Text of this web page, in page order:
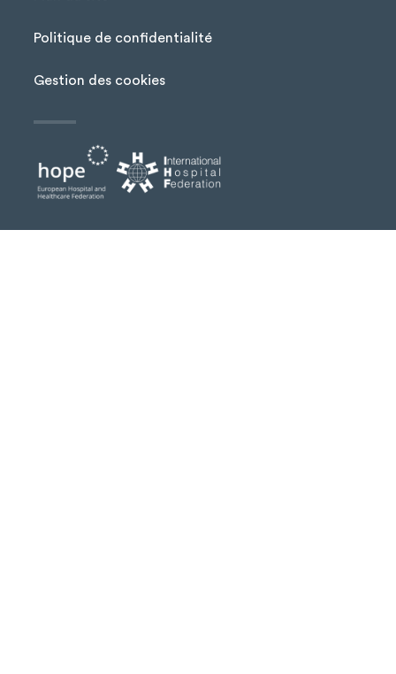
Menu Pied de page
Politique de confidentialité
Gestion des cookies